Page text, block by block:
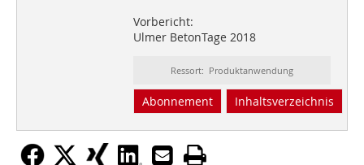
Vorbericht:
Ulmer BetonTage 2018
Ressort: Produktanwendung
Abonnement Inhaltsverzeichnis